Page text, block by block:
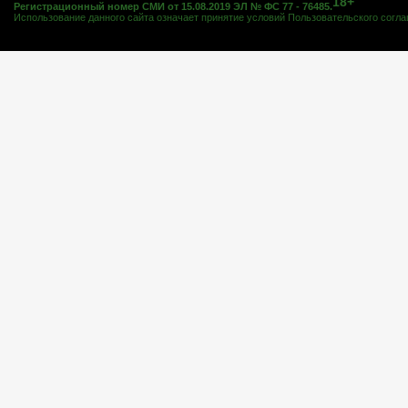
Регистрационный номер СМИ от 15.08.2019 ЭЛ № ФС 77 - 76485.
Использование данного сайта означает принятие условий Пользовательского